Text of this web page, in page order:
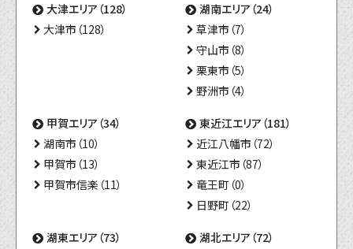
大津エリア（128）
大津市（128）
湖南エリア（24）
草津市（7）
守山市（8）
栗東市（5）
野洲市（4）
甲賀エリア（34）
湖南市（10）
甲賀市（13）
甲賀市信楽（11）
東近江エリア（181）
近江八幡市（72）
東近江市（87）
竜王町（0）
日野町（22）
湖東エリア（73）
湖北エリア（72）